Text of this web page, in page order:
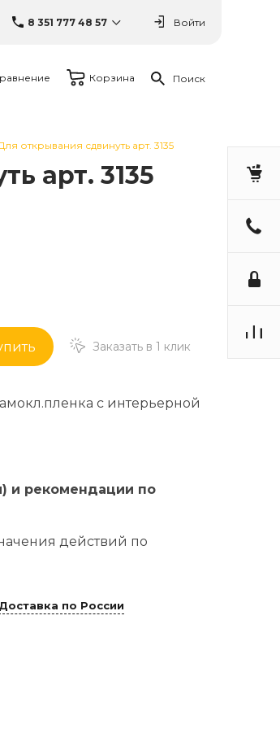
8 351 777 48 57 Войти
Корзина Поиск
открывания сдвинуть арт. 3135
арт. 3135
Заказать в 1 клик
с интерьерной
и рекомендации по
действий по
Доставка по России